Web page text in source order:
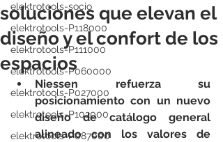
elektrotools-socio
elektrotools-P118000
elektrotools-P111000
elektrotools-P060000
elektrotools-P027000
elektrotools-P102000
elektrotools-P087000
soluciones que elevan el
diseño y el confort de los
espacios
Niessen refuerza su
posicionamiento con un nuevo
diseño de catálogo general
alineado con los valores de